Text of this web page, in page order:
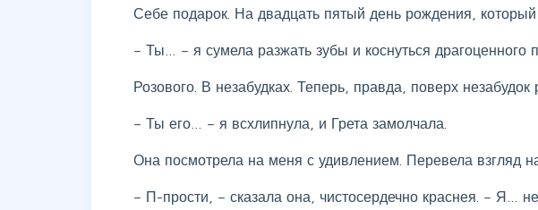
Себе подарок. На двадцать пятый день рождения,
– Ты… – я сумела разжать зубы и коснуться драгоценного
Розового. В незабудках. Теперь, правда, поверх
– Ты его… – я всхлипнула, и Грета замолчала.
Она посмотрела на меня с удивлением. Перевела взгляд
– П-прости, – сказала она, чистосердечно краснея. – Я…